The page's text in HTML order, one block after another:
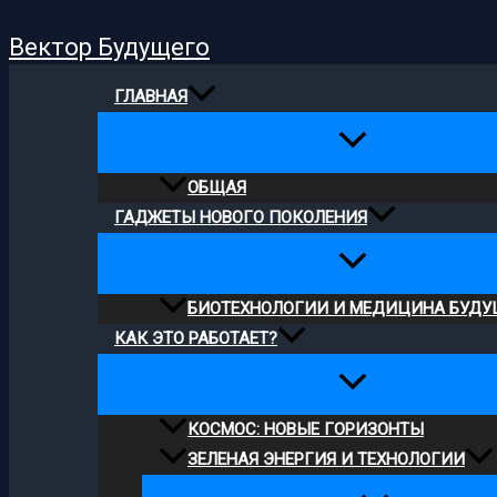
кВектор Будущего
ГЛАВНАЯ
ОБЩАЯ
ГАДЖЕТЫ НОВОГО ПОКОЛЕНИЯ
БИОТЕХНОЛОГИИ И МЕДИЦИНА
КАК ЭТО РАБОТАЕТ?
КОСМОС: НОВЫЕ ГОРИЗОНТЫ
ЗЕЛЕНАЯ ЭНЕРГИЯ И ТЕХНОЛОГИИ